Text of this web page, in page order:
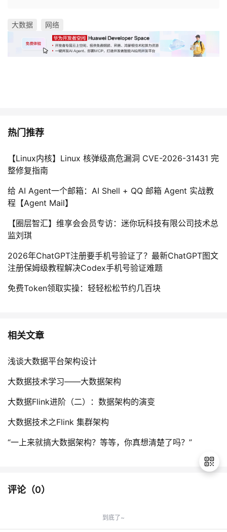
大数据 网络
热门推荐
【Linux内核】Linux 核弹级高危漏洞 CVE-2026-31431 完
整修复指南
给 AI Agent一个邮箱：AI Shell + QQ 邮箱 Agent 实战教
程【Agent Mail】
【圈层智汇】维享会会员专访：迷你玩科技有限公司技术总
监刘琪
2026年ChatGPT注册要手机号验证了？最新ChatGPT图文
注册保姆级教程解决Codex手机号验证难题
免费Token领取实操：轻轻松松节约几百块
相关文章
浅谈大数据平台架构设计
大数据技术学习——大数据架构
大数据Flink进阶（二）：数据架构的演变
大数据技术之Flink 集群架构
“一上来就搞大数据架构？等等，你真想清楚了吗？”
评论（0）
到底了~